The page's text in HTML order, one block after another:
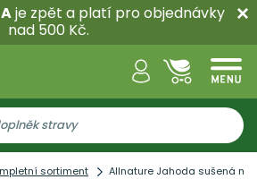
je zpět a platí pro objednávky
nad 500 Kč.
sortiment Allnature Jahoda sušená